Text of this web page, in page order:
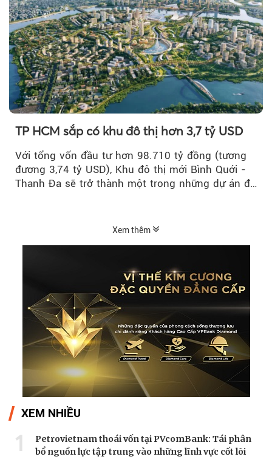
TP HCM sắp có khu đô thị hơn 3,7 tỷ USD
Với tổng vốn đầu tư hơn 98.710 tỷ đồng (tương
đương 3,74 tỷ USD), Khu đô thị mới Bình Quới -
Thanh Đa sẽ trở thành một trong những dự án đô
Xem thêm
XEM NHIỀU
1
Petrovietnam thoái vốn tại PVcomBank: Tái phân
bổ nguồn lực tập trung vào những lĩnh vực cốt lõi